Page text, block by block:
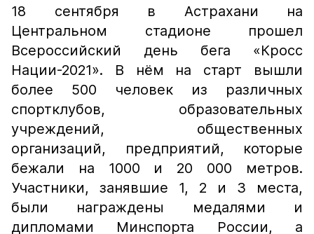
18 сентября в Астрахани на
Центральном стадионе прошел
Всероссийский день бега «Кросс
Нации-2021». В нём на старт вышли
более 500 человек из различных
спортклубов, образовательных
учреждений, общественных
организаций, предприятий, которые
бежали на 1000 и 20 000 метров.
Участники, занявшие 1, 2 и 3 места,
были награждены медалями и
дипломами Минспорта России, а